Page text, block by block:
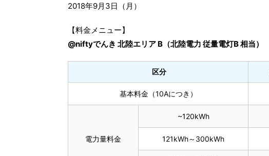
2018年9月3日（月）
【料金メニュー】
@niftyでんき 北陸エリア B（北陸電力 従量電灯B 相当）
区分
基本料金（10Aにつき）
電力量料金
~120kWh
121kWh～300kWh